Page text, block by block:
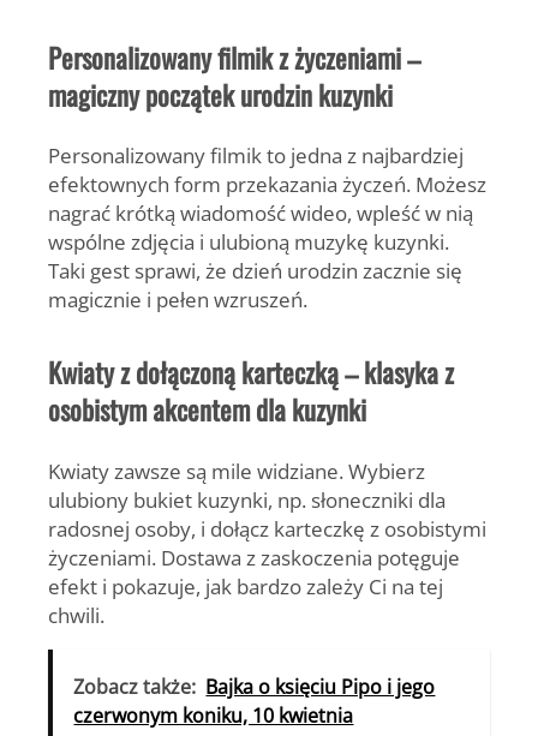
Personalizowany filmik z życzeniami –
magiczny początek urodzin kuzynki
Personalizowany filmik to jedna z najbardziej
efektownych form przekazania życzeń. Możesz
nagrać krótką wiadomość wideo, wpleść w nią
wspólne zdjęcia i ulubioną muzykę kuzynki.
Taki gest sprawi, że dzień urodzin zacznie się
magicznie i pełen wzruszeń.
Kwiaty z dołączoną karteczką – klasyka z
osobistym akcentem dla kuzynki
Kwiaty zawsze są mile widziane. Wybierz
ulubiony bukiet kuzynki, np. słoneczniki dla
radosnej osoby, i dołącz karteczkę z osobistymi
życzeniami. Dostawa z zaskoczenia potęguje
efekt i pokazuje, jak bardzo zależy Ci na tej
chwili.
Zobacz także: Bajka o księciu Pipo i jego
czerwonym koniku, 10 kwietnia